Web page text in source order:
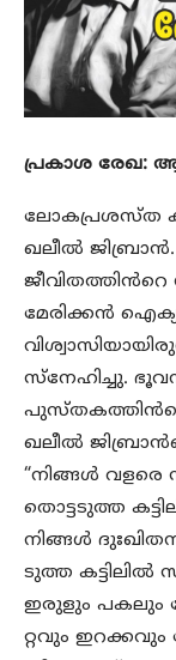
പ്രകാശ രേഖ:
ലോകപ്രശസ്ത
ഖലീൽ
മേരിക്കൻ
സ്നേഹിച്ചു.
ഖലീൽ
“നിങ്ങൾ
തൊട്ടടുത്ത
നിങ്ങൾ
ടുത്ത കട്ടിലിൽ
ഇരുളും പകലും
റ്റവും